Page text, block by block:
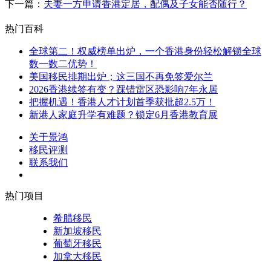
下一篇： 夫妻一方申请香港定居，配偶及子女能否随行？
热门百科
全球第二！权威榜单出炉，一个香港身份轻松解锁全球
数一数二优势！
美国移民排期出炉；这三国不再免签爱尔兰
2026香港续签有变？踩错雷区恐影响7年永居
把握机遇！香港人才计划首季获批超2.5万！
新港人家庭升学有难题？锁定6月香港教育展
关于景鸿
移民评测
联系我们
热门项目
希腊移民
新加坡移民
葡萄牙移民
加拿大移民